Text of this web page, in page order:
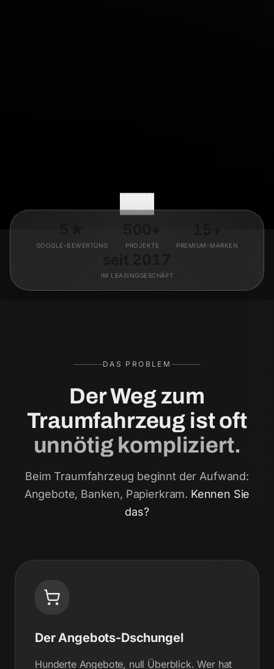
GOOGLE-BEWERTUNG PROJEKTE PREMIUM-MARKEN
IM LEASINGGESCHÄFT
DAS PROBLEM
Der Weg zum
Traumfahrzeug ist oft
unnötig kompliziert.
Beim Traumfahrzeug beginnt der Aufwand:
Angebote, Banken, Papierkram. Kennen Sie
das?
Der Angebots-Dschungel
Hunderte Angebote, null Überblick. Wer hat